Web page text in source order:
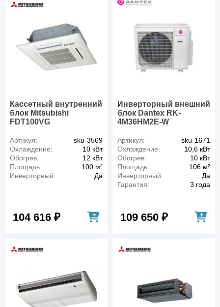
Кассетный внутренний
блок Mitsubishi
FDT100VG
Артикул:
sku-3569
Охлаждение:
10 кВт
Обогрев:
12 кВт
Площадь:
100 м²
Инверторный:
Да
104 616 ₽
Инверторный внешний
блок Dantex RK-
4M36HM2E-W
Артикул:
sku-1671
Охлаждение:
10,6 кВт
Обогрев:
10 кВт
Площадь:
106 м²
Инверторный:
Да
Гарантия:
3 года
109 650 ₽